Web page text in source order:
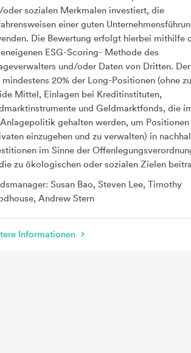
oder sozialen Merkmalen investiert, die
einer guten
Die Bewertung erfolgt hierbei mithilfe
ESG-Scoring- Methode des
und/oder Daten von Dritten.
mindestens 20% der Long-Positionen (ohne
Mittel, Einlagen bei Kreditinstituten,
und Geldmarktfonds, die
gehalten werden, um Positionen
einzugehen und zu verwalten) in
im Sinne der
zu ökologischen oder sozialen Zielen
Susan Bao, Steven Lee, Timothy
Andrew Stern
Informationen